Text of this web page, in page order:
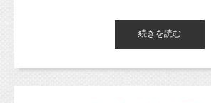
こんにちは、東京都杉並区のフォ
「スタジオミルク」です。
明日明後日は定休日となりますの
続きを読む